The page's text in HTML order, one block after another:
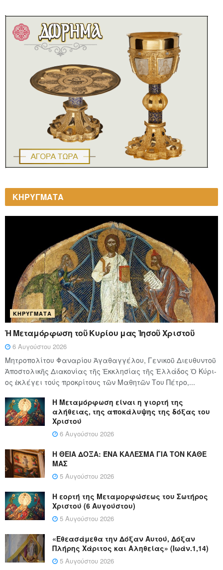
ΚΗΡΥΓΜΑΤΑ
ΚΗΡΎΓΜΑΤΑ
Ἡ Μεταμόρφωση τοῦ Κυρίου μας Ἰησοῦ Χριστοῦ
6 Αυγούστου 2026
Μητροπολίτου Φαναρίου Ἀγαθαγγέλου, Γενικοῦ Διευθυντοῦ
Ἀποστολικῆς Διακονίας τῆς Ἐκκλησίας τῆς Ἑλλάδος Ὁ Κύ­ρι­
ος ἐκλέγει τούς προ­κρί­τους τῶν Μα­θη­τῶν Του Πέ­τρο,...
Η Μεταμόρφωση είναι η γιορτή της
αλήθειας, της αποκάλυψης της δόξας του
Χριστού
6 Αυγούστου 2026
Η ΘΕΙΑ ΔΟΞΑ: ΈΝΑ ΚΑΛΕΣΜΑ ΓΙΑ ΤΟΝ ΚΑΘΕ
ΜΑΣ
5 Αυγούστου 2026
Η εορτή της Μεταμορφώσεως του Σωτήρος
Χριστού (6 Αυγούστου)
5 Αυγούστου 2026
«Εθεασάμεθα την Δόξαν Αυτού, Δόξαν
Πλήρης Χάριτος και Αληθείας» (Ιωάν.1,14)
5 Αυγούστου 2026